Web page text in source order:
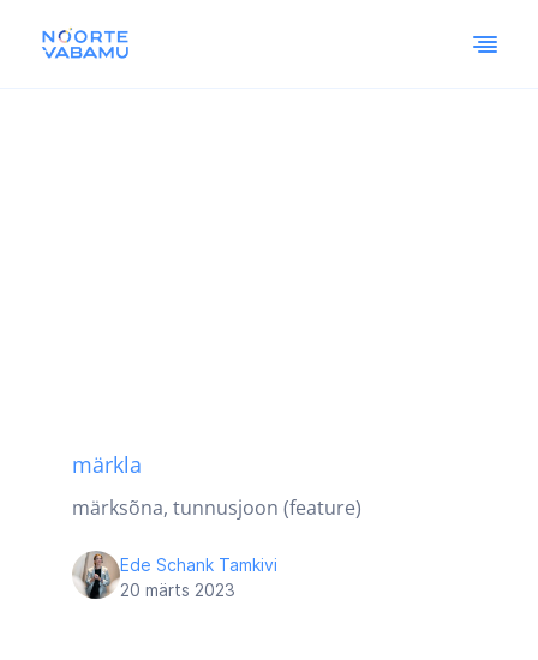
märkla
märksõna, tunnusjoon (feature)
Ede Schank Tamkivi
20 märts 2023